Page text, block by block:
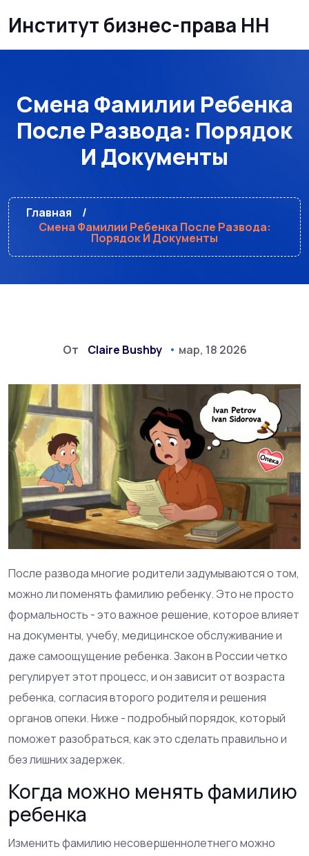
Институт бизнес-права НН
Смена Фамилии Ребенка
После Развода: Порядок
И Документы
Главная
Смена Фамилии Ребенка После Развода:
Порядок И Документы
От Claire Bushby мар, 18 2026
После развода многие родители задумываются о том,
можно ли поменять фамилию ребенку. Это не просто
формальность - это важное решение, которое влияет
на документы, учебу, медицинское обслуживание и
даже самоощущение ребенка. Закон в России четко
регулирует этот процесс, и он зависит от возраста
ребенка, согласия второго родителя и решения
органов опеки. Ниже - подробный порядок, который
поможет разобраться, как это сделать правильно и
без лишних задержек.
Когда можно менять фамилию
ребенка
Изменить фамилию несовершеннолетнего можно